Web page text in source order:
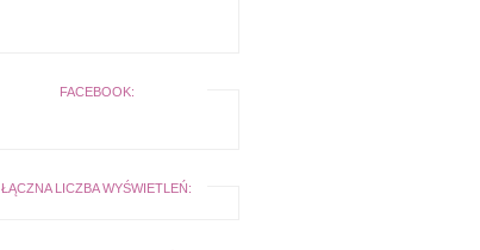
FACEBOOK:
ŁĄCZNA LICZBA WYŚWIETLEŃ: